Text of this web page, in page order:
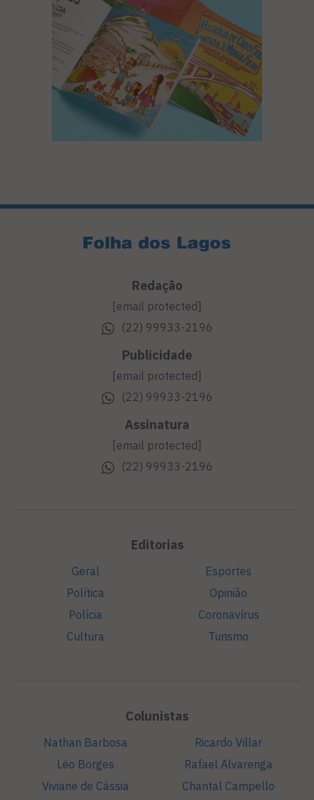
Redação
[email protected]
(22) 99933-2196
Publicidade
[email protected]
(22) 99933-2196
Assinatura
[email protected]
(22) 99933-2196
Editorias
Geral
Política
Polícia
Cultura
Esportes
Opinião
Coronavírus
Turismo
Colunistas
Nathan Barbosa
Léo Borges
Viviane de Cássia
Ricardo Villar
Rafael Alvarenga
Chantal Campello